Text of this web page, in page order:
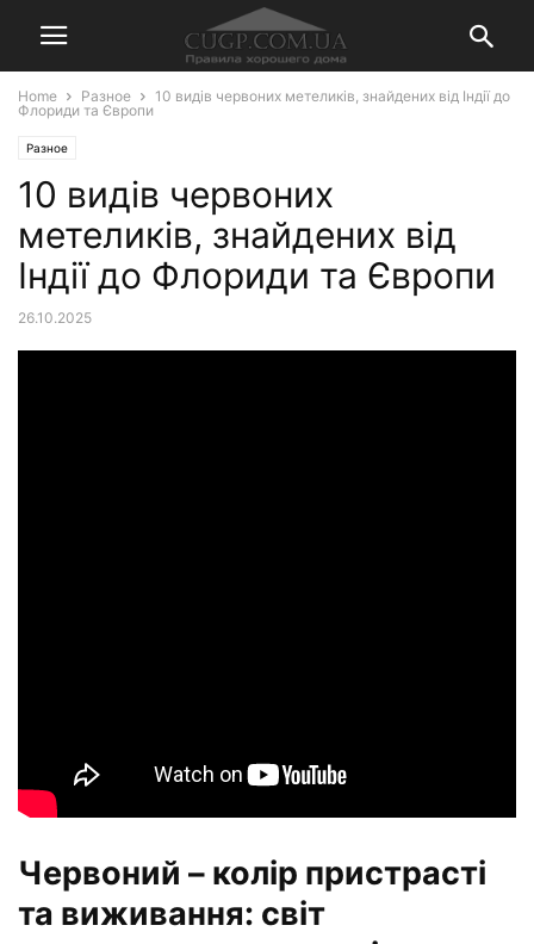
Home Разное
10 видів червоних метеликів, знайдених від Індії до
Флориди та Європи
Разное
10 видів червоних
метеликів, знайдених від
Індії до Флориди та Європи
26.10.2025
Червоний – колір пристрасті
та виживання: світ